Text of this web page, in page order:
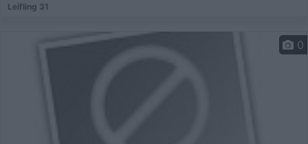
Leifling 31
0